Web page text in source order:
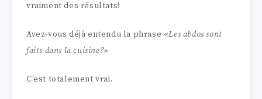
vraiment des résultats!
Avez-vous déjà entendu la phrase «Les abdos sont
faits dans la cuisine?»
C’est totalement vrai.